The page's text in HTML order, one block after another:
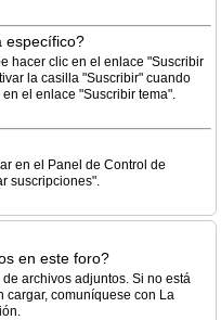
específico?
hacer clic en el enlace "Suscribir
la casilla "Suscribir" cuando
el enlace "Suscribir tema".
en el Panel de Control de
suscripciones".
en este foro?
archivos adjuntos. Si no está
cargar, comuníquese con La